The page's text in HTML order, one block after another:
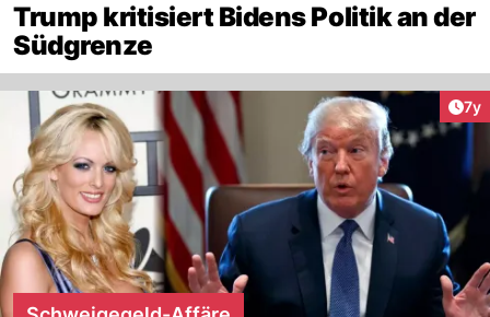
Trump kritisiert Bidens Politik an der
Südgrenze
7y